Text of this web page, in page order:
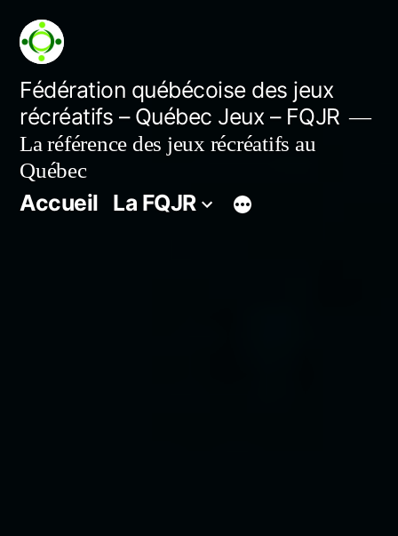
Aller
contenu
Fédération québécoise des jeux
récréatifs – Québec Jeux – FQJR
La référence des jeux récréatifs au
Québec
Accueil La FQJR